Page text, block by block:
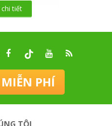
chi tiết
PHÍ